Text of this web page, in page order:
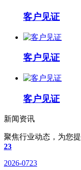
客户见证
客户见证
客户见证
新闻资讯
聚焦行业动态，为您
23
2026-0723